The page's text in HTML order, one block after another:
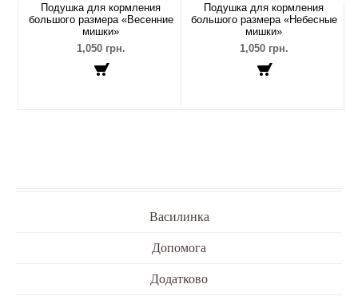
Подушка для кормления
большого размера «Весенние
мишки»
1,050 грн.
Подушка для кормления
большого размера «Небесные
мишки»
1,050 грн.
Василинка
Допомога
Додатково